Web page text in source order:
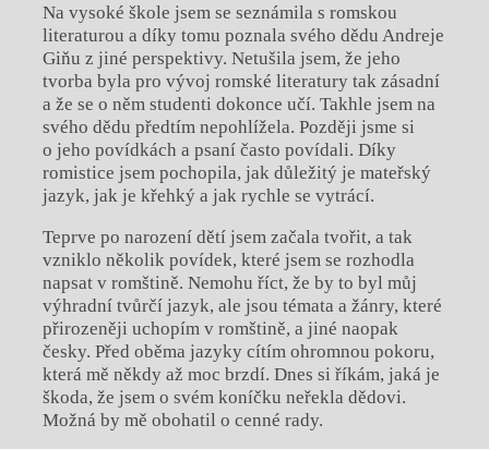
Na vysoké škole jsem se seznámila s romskou
literaturou a díky tomu poznala svého dědu Andreje
Giňu z jiné perspektivy. Netušila jsem, že jeho
tvorba byla pro vývoj romské literatury tak zásadní
a že se o něm studenti dokonce učí. Takhle jsem na
svého dědu předtím nepohlížela. Později jsme si
o jeho povídkách a psaní často povídali. Díky
romistice jsem pochopila, jak důležitý je mateřský
jazyk, jak je křehký a jak rychle se vytrácí.
Teprve po narození dětí jsem začala tvořit, a tak
vzniklo několik povídek, které jsem se rozhodla
napsat v romštině. Nemohu říct, že by to byl můj
výhradní tvůrčí jazyk, ale jsou témata a žánry, které
přirozeněji uchopím v romštině, a jiné naopak
česky. Před oběma jazyky cítím ohromnou pokoru,
která mě někdy až moc brzdí. Dnes si říkám, jaká je
škoda, že jsem o svém koníčku neřekla dědovi.
Možná by mě obohatil o cenné rady.